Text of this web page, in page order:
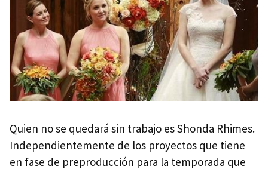
Quien no se quedará sin trabajo es Shonda Rhimes.
Independientemente de los proyectos que tiene
en fase de preproducción para la temporada que